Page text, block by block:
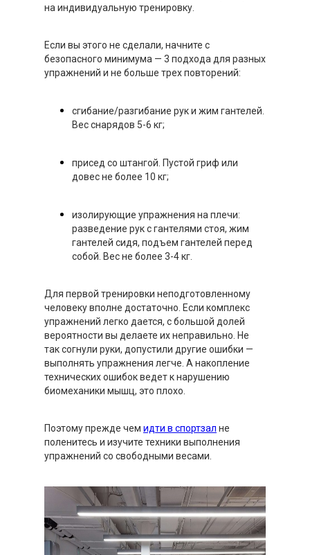
на индивидуальную тренировку.
Если вы этого не сделали, начните с
безопасного минимума — 3 подхода для разных
упражнений и не больше трех повторений:
сгибание/разгибание рук и жим гантелей.
Вес снарядов 5-6 кг;
присед со штангой. Пустой гриф или
довес не более 10 кг;
изолирующие упражнения на плечи:
разведение рук с гантелями стоя, жим
гантелей сидя, подъем гантелей перед
собой. Вес не более 3-4 кг.
Для первой тренировки неподготовленному
человеку вполне достаточно. Если комплекс
упражнений легко дается, с большой долей
вероятности вы делаете их неправильно. Не
так согнули руки, допустили другие ошибки —
выполнять упражнения легче. А накопление
технических ошибок ведет к нарушению
биомеханики мышц, это плохо.
Поэтому прежде чем идти в спортзал не
поленитесь и изучите техники выполнения
упражнений со свободными весами.